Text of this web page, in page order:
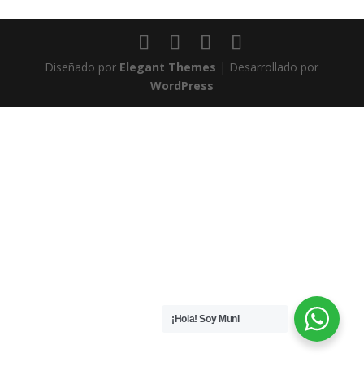
Diseñado por Elegant Themes | Desarrollado por
WordPress
¡Hola! Soy Muni